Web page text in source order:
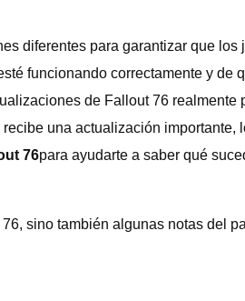
diferentes para garantizar que
funcionando correctamente y
de Fallout 76
una actualización
76para ayudarte a saber qué
sino también algunas notas del